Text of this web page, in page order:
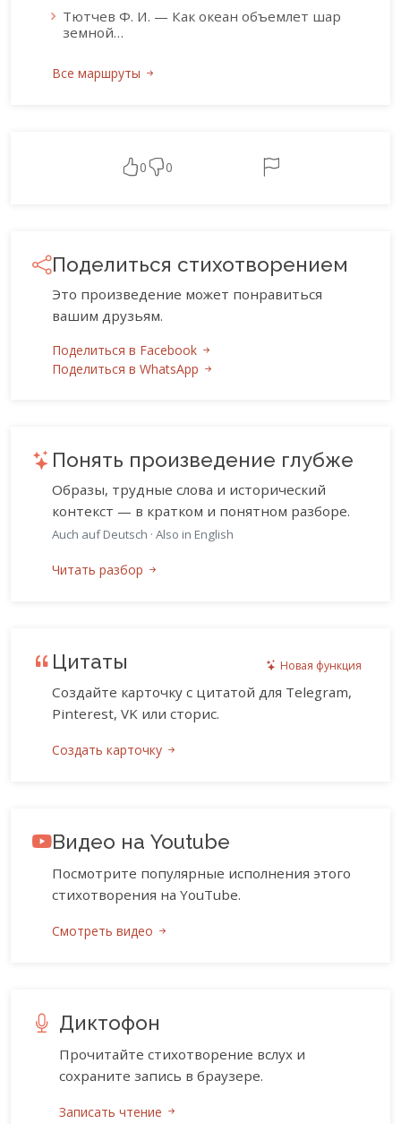
Тютчев Ф. И. — Как океан объемлет шар
земной…
Все маршруты
0 0
Поделиться стихотворением
Это произведение может понравиться
вашим друзьям.
Поделиться в Facebook
Поделиться в WhatsApp
Понять произведение глубже
Образы, трудные слова и исторический
контекст — в кратком и понятном разборе.
Auch auf Deutsch · Also in English
Читать разбор
Цитаты Новая функция
Создайте карточку с цитатой для Telegram,
Pinterest, VK или сторис.
Создать карточку
Видео на Youtube
Посмотрите популярные исполнения этого
стихотворения на YouTube.
Смотреть видео
Диктофон
Прочитайте стихотворение вслух и
сохраните запись в браузере.
Записать чтение